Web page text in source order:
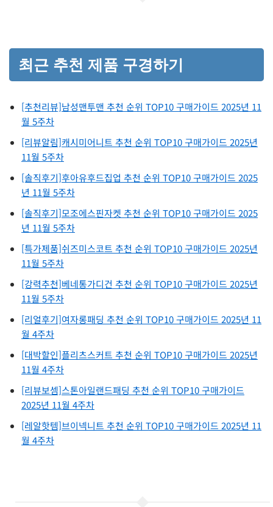
최근 추천 제품 구경하기
[추천리뷰]남성맨투맨 추천 순위 TOP10 구매가이드 2025년 11
월 5주차
[리뷰알림]캐시미어니트 추천 순위 TOP10 구매가이드 2025년
11월 5주차
[솔직후기]후아유후드집업 추천 순위 TOP10 구매가이드 2025
년 11월 5주차
[솔직후기]모조에스핀자켓 추천 순위 TOP10 구매가이드 2025
년 11월 5주차
[특가제품]쉬즈미스코트 추천 순위 TOP10 구매가이드 2025년
11월 5주차
[강력추천]베네통가디건 추천 순위 TOP10 구매가이드 2025년
11월 5주차
[리얼후기]여자롱패딩 추천 순위 TOP10 구매가이드 2025년 11
월 4주차
[대박할인]플리츠스커트 추천 순위 TOP10 구매가이드 2025년
11월 4주차
[리뷰보셈]스톤아일랜드패딩 추천 순위 TOP10 구매가이드
2025년 11월 4주차
[레알핫템]브이넥니트 추천 순위 TOP10 구매가이드 2025년 11
월 4주차